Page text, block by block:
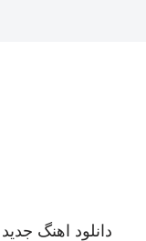
دانلود اهنگ جدید